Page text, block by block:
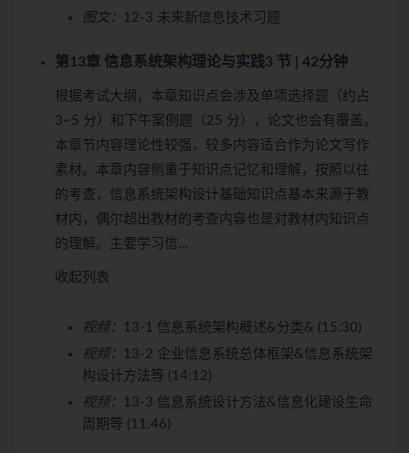
图文：
12-3 未来新信息技术习题
第13章 信息系统架构理论与实践3 节 | 42分钟
根据考试大纲，本章知识点会涉及单项选择题（约占
3~5 分）和下午案例题（25 分），论文也会有覆盖。
本章节内容理论性较强，较多内容适合作为论文写作
素材。本章内容侧重于知识点记忆和理解，按照以往
的考查，信息系统架构设计基础知识点基本来源于教
材内，偶尔超出教材的考查内容也是对教材内知识点
的理解。主要学习信…
收起列表
视频：
13-1 信息系统架构概述&分类& (15:30)
视频：
13-2 企业信息系统总体框架&信息系统架
构设计方法等 (14:12)
视频：
13-3 信息系统设计方法&信息化建设生命
周期等 (11:46)